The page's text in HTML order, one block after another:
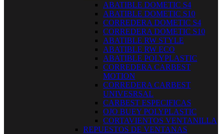
ABATIBLE DOMETIC S4
ABATIBLE DOMETIC S10
CORREDERA DOMETIC S4
CORREDERA DOMETIC S10
ABATIBLE RW STYLE
ABATIBLE RW ECO
ABATIBLE POLYPLASTIC
CORREDERA CARBEST
MOTION
CORREDERA CARBEST
UNIVESRSAL
CARBEST ESPECIFICAS
OJO BUEY POLYPLASTIC
CORTAVIENTOS VENTANILLA
REPUESTOS DE VENTANAS